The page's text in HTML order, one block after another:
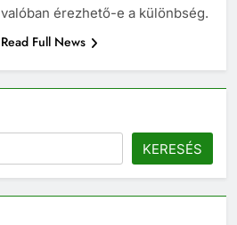
valóban érezhető-e a különbség.
Read Full News
KERESÉS